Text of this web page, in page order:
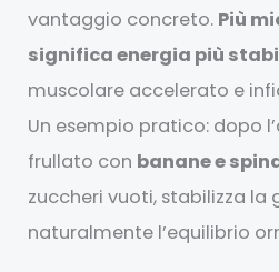
vantaggio concreto. Più
significa energia più
muscolare accelerato e
Un esempio pratico: dopo
frullato con banane e
zuccheri vuoti, stabilizza la
naturalmente l’equilibrio